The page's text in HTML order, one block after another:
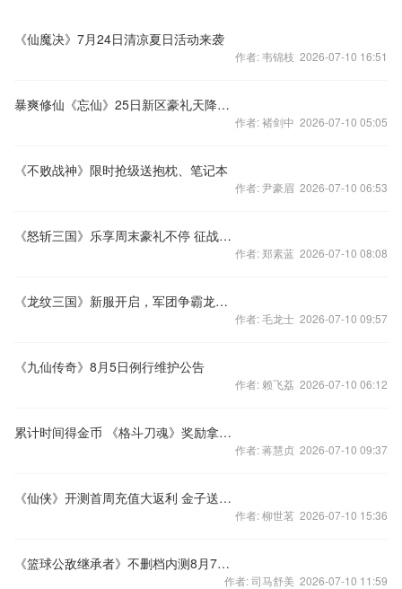
《仙魔决》7月24日清凉夏日活动来袭
作者: 韦锦枝 2026-07-10 16:51
暴爽修仙《忘仙》25日新区豪礼天降仙界燃情
作者: 褚剑中 2026-07-10 05:05
《不败战神》限时抢级送抱枕、笔记本
作者: 尹豪眉 2026-07-10 06:53
《怒斩三国》乐享周末豪礼不停 征战天下谁与争锋
作者: 郑素蓝 2026-07-10 08:08
《龙纹三国》新服开启，军团争霸龙虎斗
作者: 毛龙士 2026-07-10 09:57
《九仙传奇》8月5日例行维护公告
作者: 赖飞荔 2026-07-10 06:12
累计时间得金币 《格斗刀魂》奖励拿不停
作者: 蒋慧贞 2026-07-10 09:37
《仙侠》开测首周充值大返利 金子送不停
作者: 柳世茗 2026-07-10 15:36
《篮球公敌继承者》不删档内测8月7日震撼开启
作者: 司马舒美 2026-07-10 11:59